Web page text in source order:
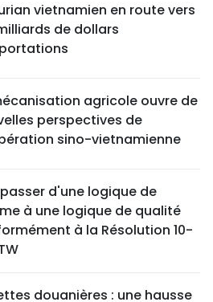
vietnamien en route vers
de dollars
agricole ouvre de
perspectives de
sino-vietnamienne
passer d'une logique de
à une logique de qualité
à la Résolution 10-
douanières : une hausse